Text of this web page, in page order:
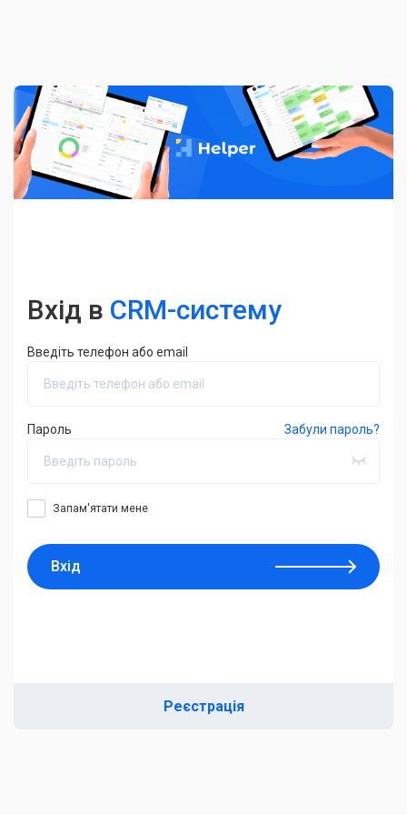
Вхід в CRM-систему
Введіть телефон або email
Пароль Забули пароль?
Запам'ятати мене
Вхід
Реєстрація